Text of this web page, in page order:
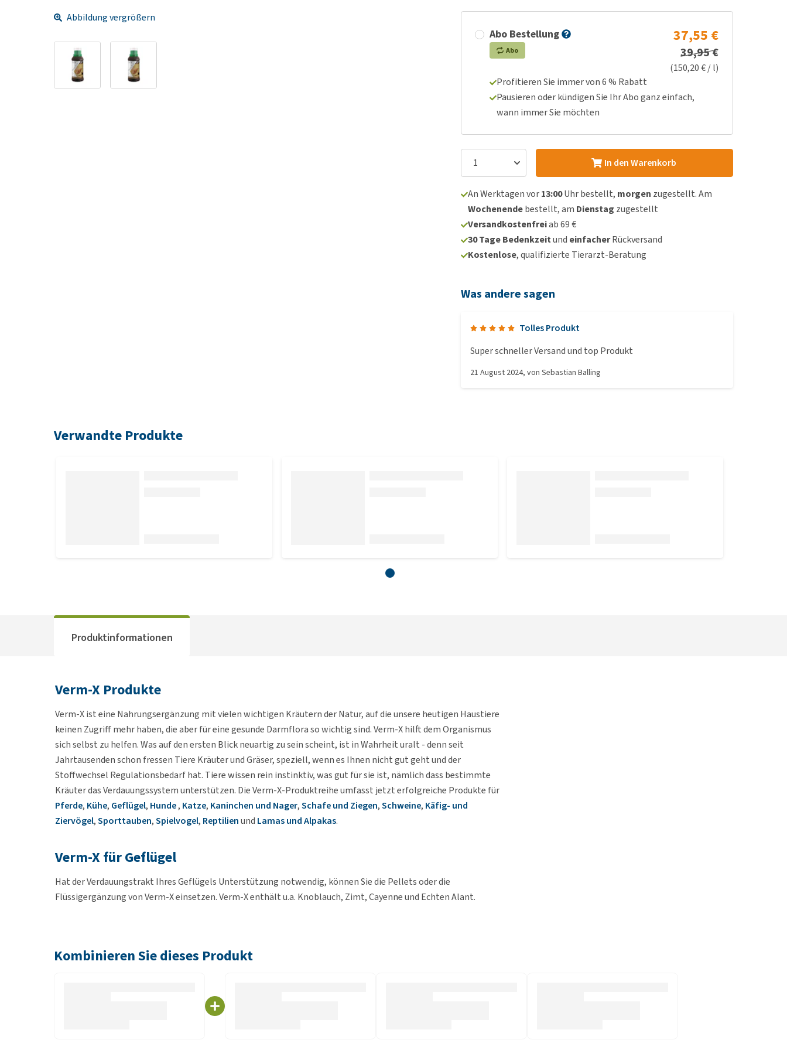
Abbildung vergrößern
Abo Bestellung
Abo
37,55 €
39,95 €
(150,20 € / l)
Profitieren Sie immer von 6 % Rabatt
Pausieren oder kündigen Sie Ihr Abo ganz einfach,
wann immer Sie möchten
In den Warenkorb
An Werktagen vor13:00Uhr bestellt, morgen zugestellt. Am
Wochenendebestellt, am Dienstag zugestellt
Versandkostenfreiab 69 €
30 Tage Bedenkzeitund einfacherRückversand
Kostenlose, qualifizierte Tierarzt-Beratung
Was andere sagen
Tolles Produkt
Super schneller Versand und top Produkt
21 August 2024, vonSebastian Balling
Verwandte Produkte
Produktinformationen
Verm-X Produkte
Verm-X ist eine Nahrungsergänzung mit vielen wichtigen Kräutern der Natur, auf die unsere heutigen Haustiere
keinen Zugriff mehr haben, die aber für eine gesunde Darmflora so wichtig sind. Verm-X hilft dem Organismus
sich selbst zu helfen. Was auf den ersten Blick neuartig zu sein scheint, ist in Wahrheit uralt - denn seit
Jahrtausenden schon fressen Tiere Kräuter und Gräser, speziell, wenn es Ihnen nicht gut geht und der
Stoffwechsel Regulationsbedarf hat. Tiere wissen rein instinktiv, was gut für sie ist, nämlich dass bestimmte
Kräuter das Verdauungssystem unterstützen. Die Verm-X-Produktreihe umfasst jetzt erfolgreiche Produkte für
Pferde, Kühe, Geflügel, Hunde, Katze, Kaninchen und Nager,Schafe und Ziegen,Schweine, Käfig- und
Ziervögel,Sporttauben,Spielvogel, Reptilienund Lamas und Alpakas.
Verm-X für Geflügel
Hat der Verdauungstrakt Ihres Geflügels Unterstützung notwendig, können Sie die Pellets oder die
Flüssigergänzung von Verm-X einsetzen. Verm-X enthält u.a. Knoblauch, Zimt, Cayenne und Echten Alant.
Geben Sie 1,5 ml Verm-X Liquid pro Vogel an 3 aufeinanderfolgenden Tagen ins Trinkwasser. Bei Truthähnen und
Gänsen sind dies 3 ml für 3 Tage. Wiederholen Sie dies alle 4 Wochen. Geben Sie dem Geflügel kein anderes
Kombinieren Sie dieses Produkt